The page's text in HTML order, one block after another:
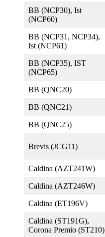
BB (NCP30), Ist
(NCP60)
BB (NCP31, NCP34),
Ist (NCP61)
BB (NCP35), IST
(NCP65)
BB (QNC20)
BB (QNC21)
BB (QNC25)
Brevis (JCG11)
Caldina (AZT241W)
Caldina (AZT246W)
Caldina (ET196V)
Caldina (ST191G),
Corona Premio (ST210)